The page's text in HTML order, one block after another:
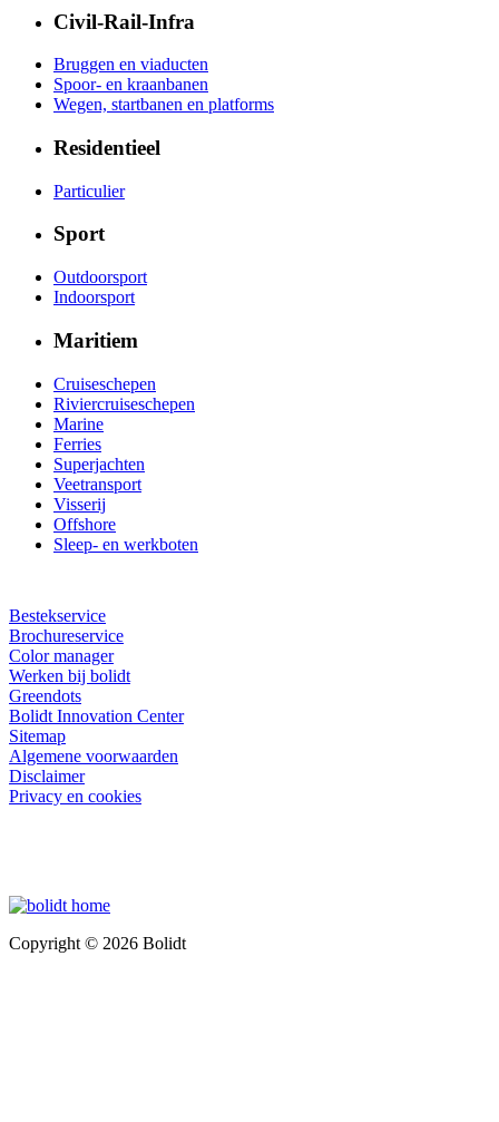
Civil-Rail-Infra
Bruggen en viaducten
Spoor- en kraanbanen
Wegen, startbanen en platforms
Residentieel
Particulier
Sport
Outdoorsport
Indoorsport
Maritiem
Cruiseschepen
Riviercruiseschepen
Marine
Ferries
Superjachten
Veetransport
Visserij
Offshore
Sleep- en werkboten
Bestekservice
Brochureservice
Color manager
Werken bij bolidt
Greendots
Bolidt Innovation Center
Sitemap
Algemene voorwaarden
Disclaimer
Privacy en cookies
Copyright © 2026 Bolidt